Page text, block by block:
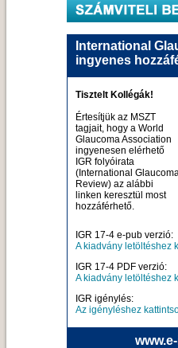
International
ingyenes
Tisztelt Kollégák!
Értesítjük az MSZT
tagjait, hogy a World
Glaucoma Association
ingyenesen elérhető
IGR folyóirata
(International
Review) az alábbi
linken keresztül most
hozzáférhető.
IGR 17-4 e-pub verzió:
A kiadvány letöltéshez
IGR 17-4 PDF verzió:
A kiadvány letöltéshez
IGR igénylés:
Az igényléshez